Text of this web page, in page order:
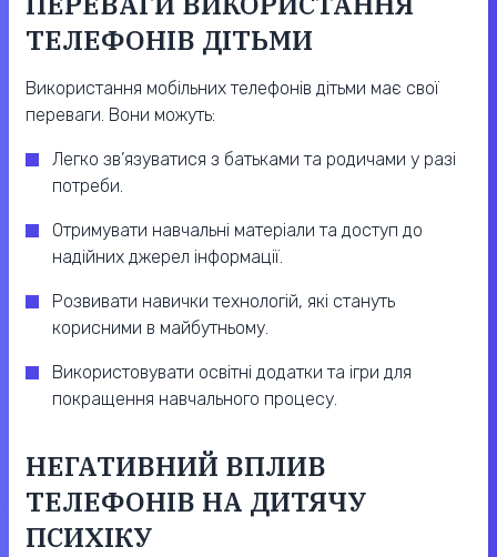
ТЕЛЕФОНІВ ДІТЬМИ
Використання мобільних телефонів дітьми має свої
переваги. Вони можуть:
Легко зв’язуватися з батьками та родичами у разі
потреби.
Отримувати навчальні матеріали та доступ до
надійних джерел інформації.
Розвивати навички технологій, які стануть
корисними в майбутньому.
Використовувати освітні додатки та ігри для
покращення навчального процесу.
НЕГАТИВНИЙ ВПЛИВ
ТЕЛЕФОНІВ НА ДИТЯЧУ
ПСИХІКУ